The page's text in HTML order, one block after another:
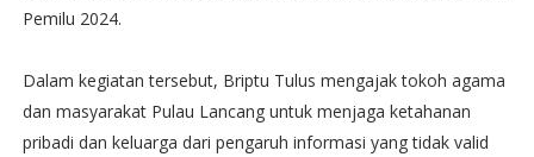
Pemilu 2024.
Dalam kegiatan tersebut, Briptu Tulus mengajak tokoh agama
dan masyarakat Pulau Lancang untuk menjaga ketahanan
pribadi dan keluarga dari pengaruh informasi yang tidak valid